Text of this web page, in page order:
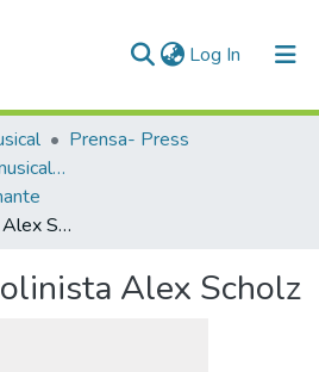
Log In (current)
Prensa- Press
Críticos y cronistas musicales
Recital del violinista Alex Scholz
Alex Scholz